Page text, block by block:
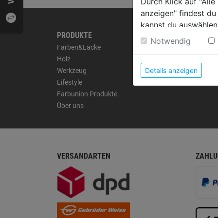
PRODUKTE
Farben&Lacke
Holz
Werkzeug
Lifestyle
Farbunion Produkte
Über uns
RAT &
Aktionen
VERSANDARTEN
anzeigen" findest
kannst du
Weitere
Notwendig
Details anzeigen